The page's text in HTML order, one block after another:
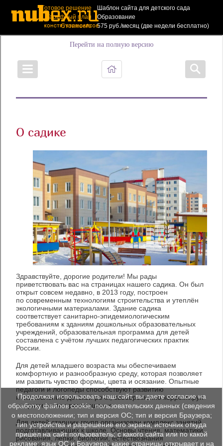
Готовое решение
Шаблон сайта для детского сада
Тарифный план
Образование
Стоимость
575 руб./месяц (две недели бесплатно)
Создать такой